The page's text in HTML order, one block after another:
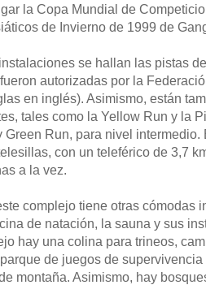
la Copa Mundial de
de Invierno de 1999 de
se hallan las pistas
autorizadas por la
en inglés). Asimismo, están
tales como la Yellow Run y la
Green Run, para nivel
con un teleférico de 3,7
a la vez.
complejo tiene otras cómodas
de natación, la sauna y sus
hay una colina para trineos,
de juegos de
montaña. Asimismo, hay